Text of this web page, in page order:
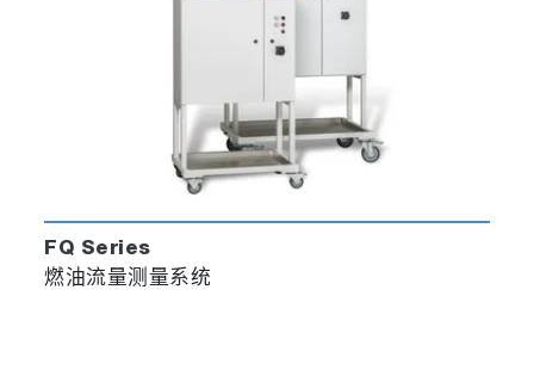
FQ Series
燃油流量测量系统